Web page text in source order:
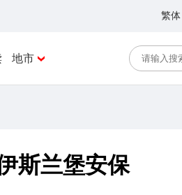
繁体
地市
斯兰堡安保